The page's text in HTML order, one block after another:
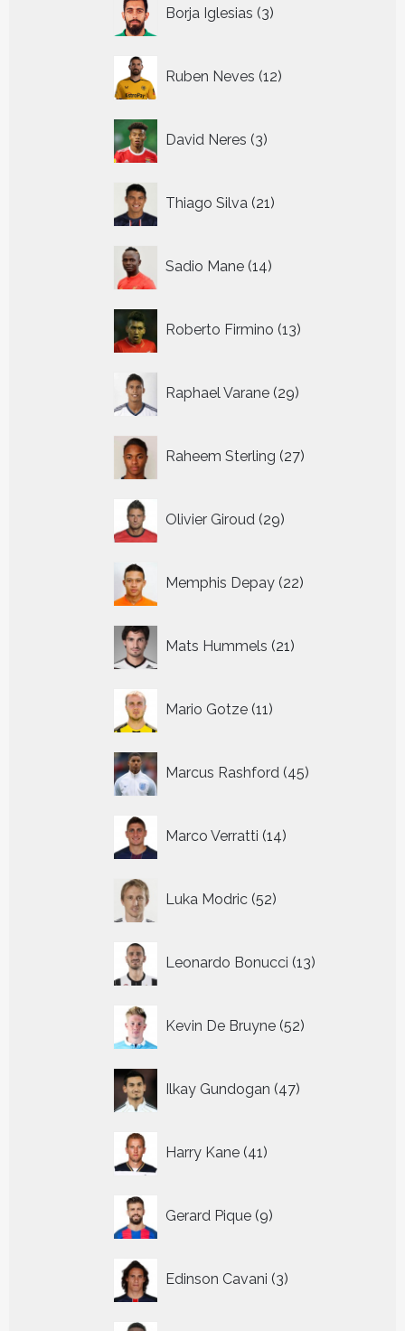
Borja Iglesias 3
producten
Ruben Neves 12
producten
David Neres 3
producten
Thiago Silva 21
producten
Sadio Mane 14
producten
Roberto Firmino 13
producten
Raphael Varane 29
producten
Raheem Sterling 27
producten
Olivier Giroud 29
producten
Memphis Depay 22
producten
Mats Hummels 21
producten
Mario Gotze 11
producten
Marcus Rashford 45
producten
Marco Verratti 14
producten
Luka Modric 52
producten
Leonardo Bonucci 13
producten
Kevin De Bruyne 52
producten
Ilkay Gundogan 47
producten
Harry Kane 41
producten
Gerard Pique 9
producten
Edinson Cavani 3
producten